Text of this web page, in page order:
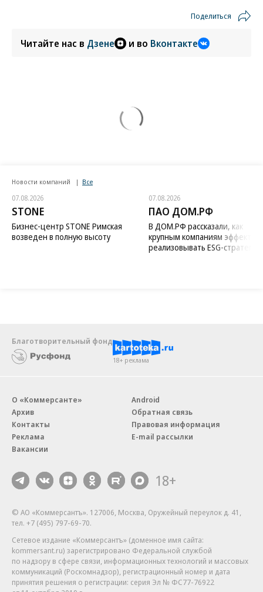
Поделиться
Читайте нас в Дзене и во Вконтакте
Новости компаний Все
07.08.2026
STONE
Бизнес-центр STONE Римская
возведен в полную высоту
07.08.2026
ПАО ДОМ.РФ
В ДОМ.РФ рассказали, как
крупным компаниям
реализовывать ESG-стратегию
Благотворительный фонд
18+ реклама
О «Коммерсанте»
Архив
Контакты
Реклама
Вакансии
Android
Обратная связь
Правовая информация
E-mail рассылки
18+
© АО «Коммерсантъ». 127006, Москва, Оружейный переулок д. 41,
тел. +7 (495) 797-69-70.
Сетевое издание «Коммерсантъ» (доменное имя сайта:
kommersant.ru) зарегистрировано Федеральной службой
по надзору в сфере связи, информационных технологий и массовых
коммуникаций (Роскомнадзор), регистрационный номер и дата
принятия решения о регистрации: серия Эл № ФС77-76922